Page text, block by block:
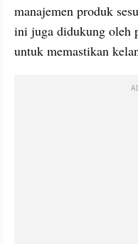
manajemen produk
ini juga didukung oleh
untuk memastikan